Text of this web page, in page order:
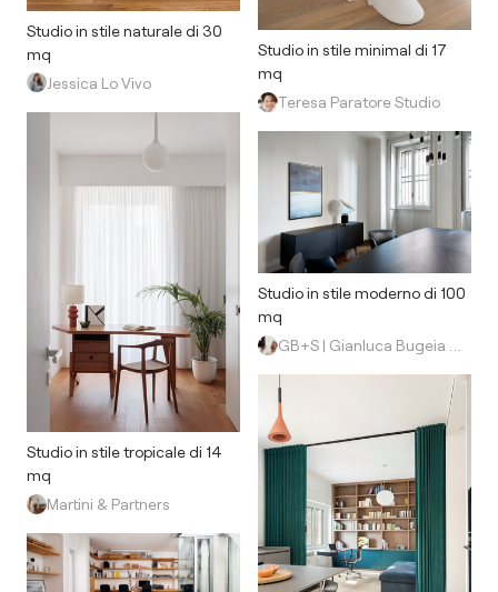
Studio in stile naturale di 30
mq
Jessica Lo Vivo
Studio in stile tropicale di 14
mq
Martini & Partners
Studio in stile minimal di 17
mq
Teresa Paratore Studio
Studio in stile moderno di 100
mq